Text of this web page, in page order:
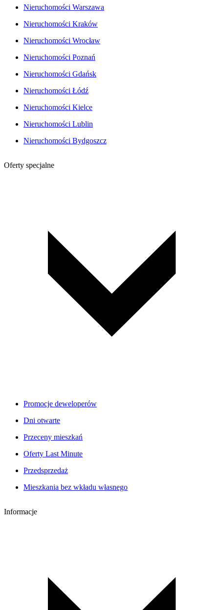
Nieruchomości Warszawa
Nieruchomości Kraków
Nieruchomości Wrocław
Nieruchomości Poznań
Nieruchomości Gdańsk
Nieruchomości Łódź
Nieruchomości Kielce
Nieruchomości Lublin
Nieruchomości Bydgoszcz
Oferty specjalne
Promocje deweloperów
Dni otwarte
Przeceny mieszkań
Oferty Last Minute
Przedsprzedaż
Mieszkania bez wkładu własnego
Informacje